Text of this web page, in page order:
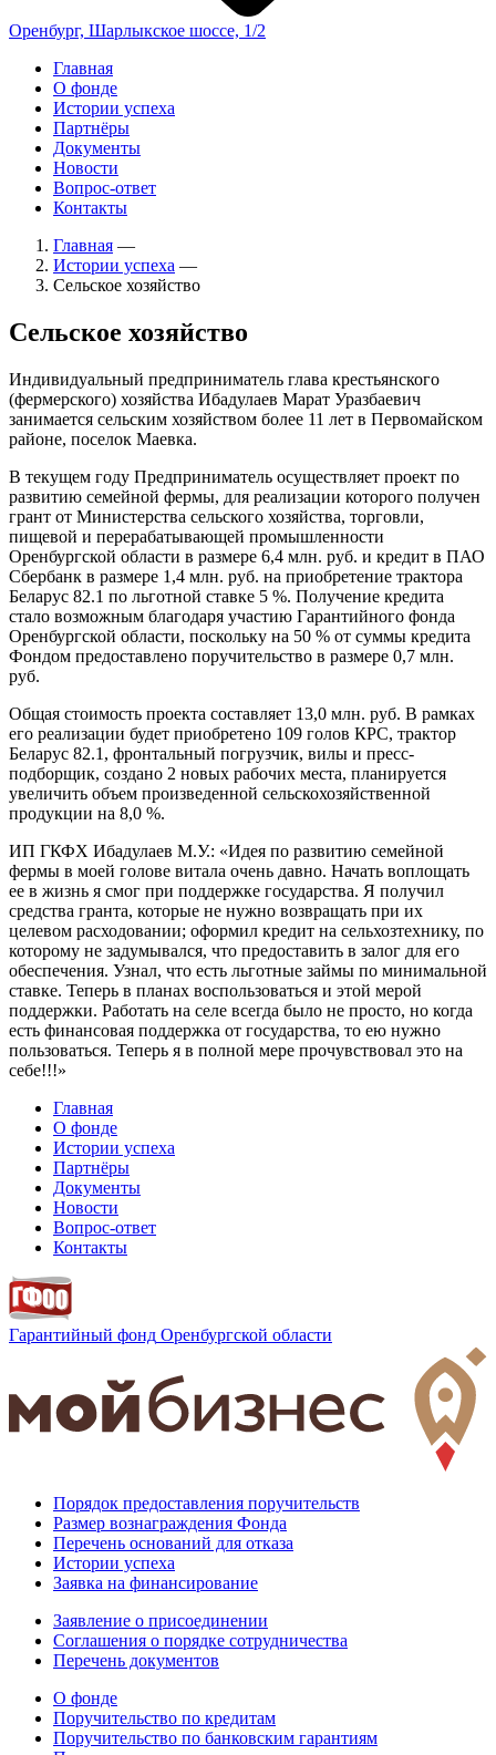
Оренбург, Шарлыкское шоссе, 1/2
Главная
О фонде
Истории успеха
Партнёры
Документы
Новости
Вопрос-ответ
Контакты
Главная —
Истории успеха —
Сельское хозяйство
Сельское хозяйство
Индивидуальный предприниматель глава крестьянского
(фермерского) хозяйства Ибадулаев Марат Уразбаевич
занимается сельским хозяйством более 11 лет в Первомайском
районе, поселок Маевка.
В текущем году Предприниматель осуществляет проект по
развитию семейной фермы, для реализации которого получен
грант от Министерства сельского хозяйства, торговли,
пищевой и перерабатывающей промышленности
Оренбургской области в размере 6,4 млн. руб. и кредит в ПАО
Сбербанк в размере 1,4 млн. руб. на приобретение трактора
Беларус 82.1 по льготной ставке 5 %. Получение кредита
стало возможным благодаря участию Гарантийного фонда
Оренбургской области, поскольку на 50 % от суммы кредита
Фондом предоставлено поручительство в размере 0,7 млн.
руб.
Общая стоимость проекта составляет 13,0 млн. руб. В рамках
его реализации будет приобретено 109 голов КРС, трактор
Беларус 82.1, фронтальный погрузчик, вилы и пресс-
подборщик, создано 2 новых рабочих места, планируется
увеличить объем произведенной сельскохозяйственной
продукции на 8,0 %.
ИП ГКФХ Ибадулаев М.У.: «Идея по развитию семейной
фермы в моей голове витала очень давно. Начать воплощать
ее в жизнь я смог при поддержке государства. Я получил
средства гранта, которые не нужно возвращать при их
целевом расходовании; оформил кредит на сельхозтехнику, по
которому не задумывался, что предоставить в залог для его
обеспечения. Узнал, что есть льготные займы по минимальной
ставке. Теперь в планах воспользоваться и этой мерой
поддержки. Работать на селе всегда было не просто, но когда
есть финансовая поддержка от государства, то ею нужно
пользоваться. Теперь я в полной мере прочувствовал это на
себе!!!»
Главная
О фонде
Истории успеха
Партнёры
Документы
Новости
Вопрос-ответ
Контакты
Гарантийный фонд Оренбургской области
Порядок предоставления поручительств
Размер вознаграждения Фонда
Перечень оснований для отказа
Истории успеха
Заявка на финансирование
Заявление о присоединении
Соглашения о порядке сотрудничества
Перечень документов
О фонде
Поручительство по кредитам
Поручительство по банковским гарантиям